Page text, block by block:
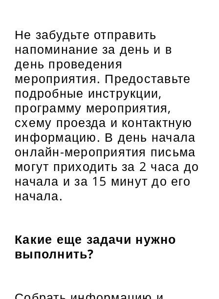
Не забудьте отправить
напоминание за день и в
день проведения
мероприятия. Предоставьте
подробные инструкции,
программу мероприятия,
схему проезда и контактную
информацию. В день начала
онлайн-мероприятия письма
могут приходить за 2 часа до
начала и за 15 минут до его
начала.
Какие еще задачи нужно
выполнить?